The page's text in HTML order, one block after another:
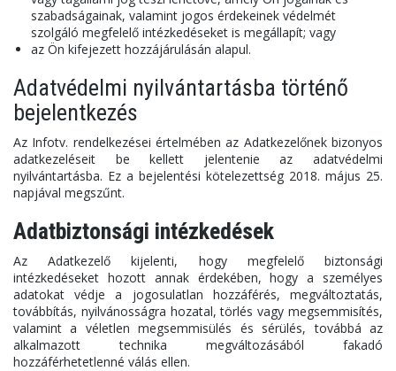
szabadságainak, valamint jogos érdekeinek védelmét
szolgáló megfelelő intézkedéseket is megállapít; vagy
az Ön kifejezett hozzájárulásán alapul.
Adatvédelmi nyilvántartásba történő
bejelentkezés
Az Infotv. rendelkezései értelmében az Adatkezelőnek bizonyos
adatkezeléseit be kellett jelentenie az adatvédelmi
nyilvántartásba. Ez a bejelentési kötelezettség 2018. május 25.
napjával megszűnt.
Adatbiztonsági intézkedések
Az Adatkezelő kijelenti, hogy megfelelő biztonsági
intézkedéseket hozott annak érdekében, hogy a személyes
adatokat védje a jogosulatlan hozzáférés, megváltoztatás,
továbbítás, nyilvánosságra hozatal, törlés vagy megsemmisítés,
valamint a véletlen megsemmisülés és sérülés, továbbá az
alkalmazott technika megváltozásából fakadó
hozzáférhetetlenné válás ellen.